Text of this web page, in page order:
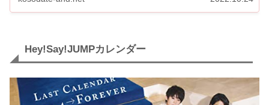
Hey!Say!JUMPカレンダー